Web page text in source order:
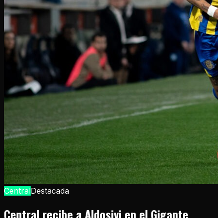
CentralDestacada
Central recibe a Aldosivi en el Gigante